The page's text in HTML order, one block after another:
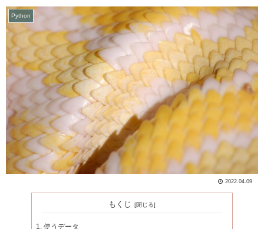
Python
2022.04.09
もくじ
使うデータ